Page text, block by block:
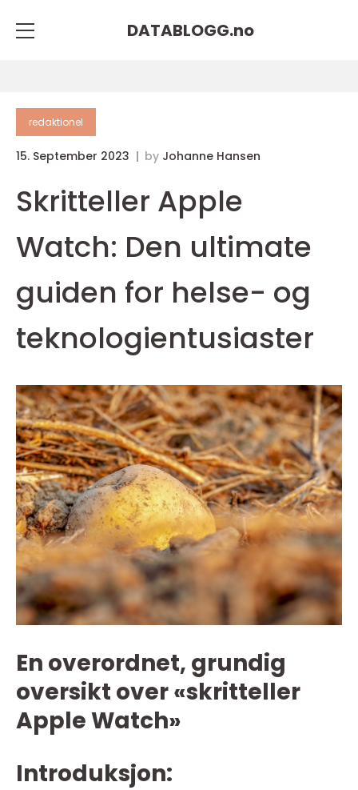
DATABLOGG.no
redaktionel
15. September 2023 by Johanne Hansen
Skritteller Apple
Watch: Den ultimate
guiden for helse- og
teknologientusiaster
En overordnet, grundig
oversikt over «skritteller
Apple Watch»
Introduksjon: